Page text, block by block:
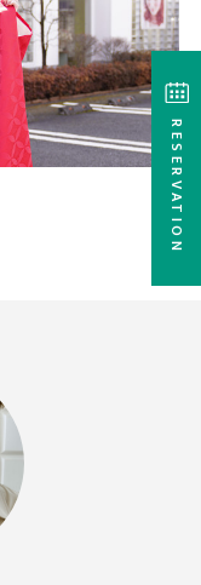
RESERVATION